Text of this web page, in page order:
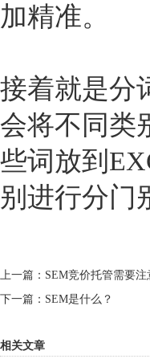
加精准。
接着就是分
会将不同类
些词放到
别进行分门
上一篇： SEM竞价托管需要注
下一篇： SEM是什么？
相关文章